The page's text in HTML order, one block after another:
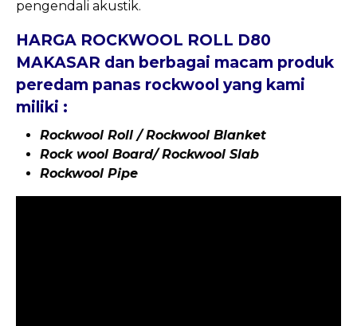
pengendali akustik.
HARGA ROCKWOOL ROLL D80
MAKASAR dan berbagai macam produk
peredam panas rockwool yang kami
miliki :
Rockwool Roll / Rockwool Blanket
Rock wool Board/ Rockwool Slab
Rockwool Pipe